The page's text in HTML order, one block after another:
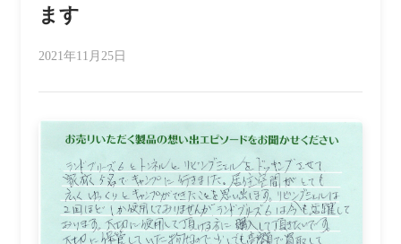
ます
2021年11月25日